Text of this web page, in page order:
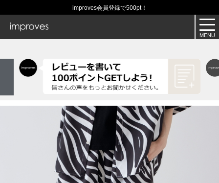
improves会員登録で500pt！